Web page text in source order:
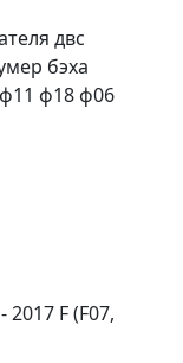
двс
бэха
ф18 ф06
F (F07,